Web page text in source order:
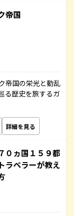
帝国
帝国の栄光と動乱
る歴史を旅するガ
詳細を見る
０ヵ国１５９都
ラベラーが教え